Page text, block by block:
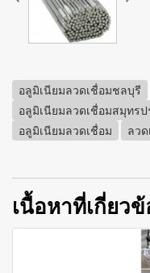
อลูมิเนียมลวดเชื่อมชลบุรี
อลูมิเนียมลวดเชื่อมสมุทรป
อลูมิเนียมลวดเชื่อม
ลวด
เนื้อหาที่เกี่ยวข้